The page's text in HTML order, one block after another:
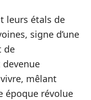
leurs étals de
signe d’une
de
mêlant
époque révolue